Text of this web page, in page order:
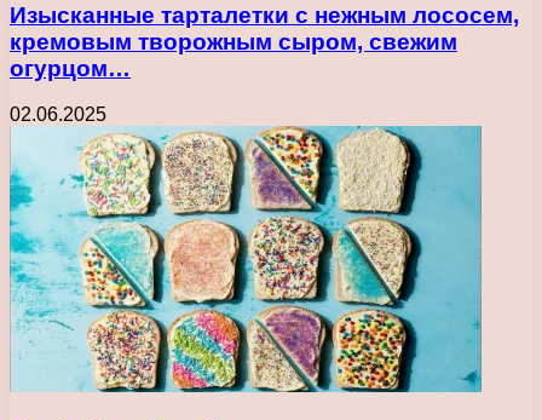
Изысканные тарталетки с нежным лососем,
кремовым творожным сыром, свежим
огурцом…
02.06.2025